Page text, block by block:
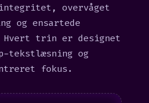
overvåget
og ensartede
Hvert trin er designet
tekstlæsning og
fokus.